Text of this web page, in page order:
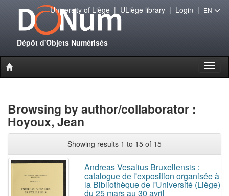
Dépôt d'Objets Numérisés
University of Liège| ULiège library| Login | EN
Browsing by author/collaborator :
Hoyoux, Jean
Showing results 1 to 15 of 15
Andreas Vesalius Bruxellensis :
catalogue de l'exposition organisée à
la Bibliothèque de l'Université (Liège)
du 25 mars au 30 avril